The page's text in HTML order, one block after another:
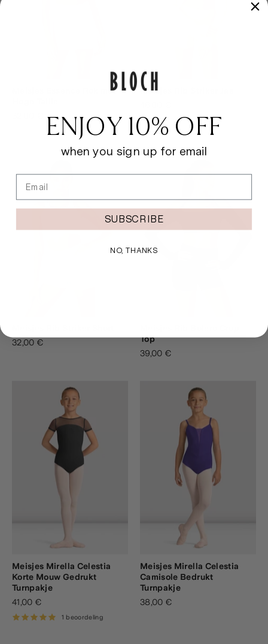
Meisjes Essence Rok met
Meisjes Rib Striker Jas
32,00 €
Top
39,00 €
Meisjes Mirella Celestia
Korte Mouw Gedrukt
Turnpakje
41,00 €
1 beoordeling
Meisjes Mirella Celestia
Camisole Bedrukt
Turnpakje
38,00 €
ENJOY 10% OFF
when you sign up for email
Email
SUBSCRIBE
NO, THANKS